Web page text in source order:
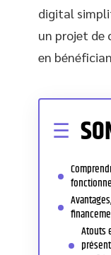
digital
un projet de
en
Atouts